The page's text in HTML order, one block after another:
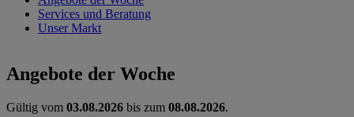
Services und Beratung
Unser Markt
Angebote der Woche
Gültig vom 03.08.2026 bis zum 08.08.2026.